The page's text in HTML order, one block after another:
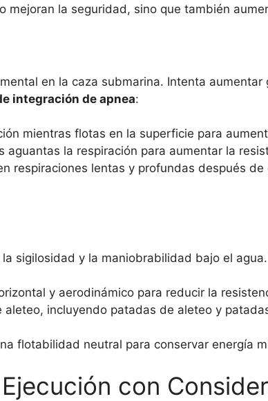
la seguridad, sino que también
en la caza submarina. Intenta
integración de apnea:
mientras flotas en la superficie para
aguantas la respiración para aumentar la
respiraciones lentas y profundas después
sigilosidad y la maniobrabilidad bajo el
y aerodinámico para reducir la
aleteo, incluyendo patadas de aleteo y
flotabilidad neutral para conservar energía
con